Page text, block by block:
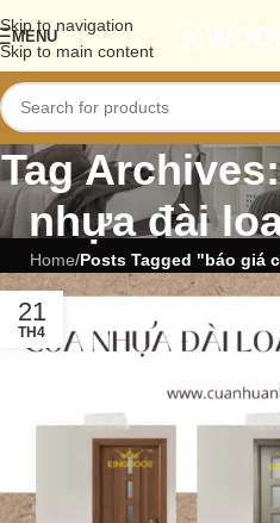
Skip to navigation
Skip to main content
MENU
Tag
nhựa đài
Home/Posts Tagged "báo giá
21
TH4